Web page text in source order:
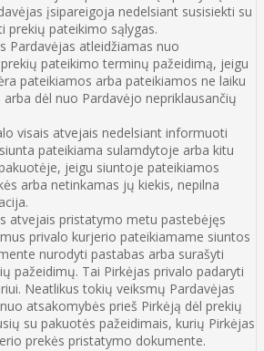
įsipareigoja nedelsiant susisiekti su
prekių pateikimo sąlygas.
Pardavėjas atleidžiamas nuo
pateikimo terminų pažeidimą, jeigu
pateikiamos arba pateikiamos ne laiku
dėl nuo Pardavėjo nepriklausančių
visais atvejais nedelsiant informuoti
pateikiama sulamdytoje arba kitu
jeigu siuntoje pateikiamos
arba netinkamas jų kiekis, nepilna
atvejais pristatymo metu pastebėjęs
privalo kurjerio pateikiamame siuntos
nurodyti pastabas arba surašyti
pažeidimų. Tai Pirkėjas privalo padaryti
Neatlikus tokių veiksmų Pardavėjas
atsakomybės prieš Pirkėją dėl prekių
su pakuotės pažeidimais, kurių Pirkėjas
prekės pristatymo dokumente.